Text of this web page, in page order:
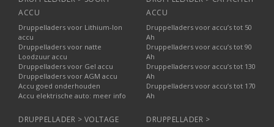
ACCU
Druppelladers voor Lithium-Ion
accu
Druppelladers voor natte
Loodzuur accu
Druppelladers voor Gel accu
Druppelladers voor AGM accu
Accu goed onderhouden
Accu elektrische auto: meer info
ACCU
Druppelladers voor accu’s tot 50
Ah
Druppelladers voor accu’s tot 90
Ah
Druppelladers voor accu’s tot 130
Ah
Druppelladers voor accu’s tot 170
Ah
DRUPPELLADER > VOLTAGE
DRUPPELLADER >